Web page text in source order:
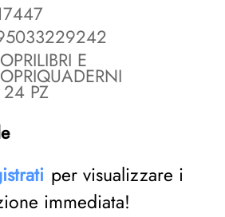
E
24 PZ
per visualizzare i
immediata!